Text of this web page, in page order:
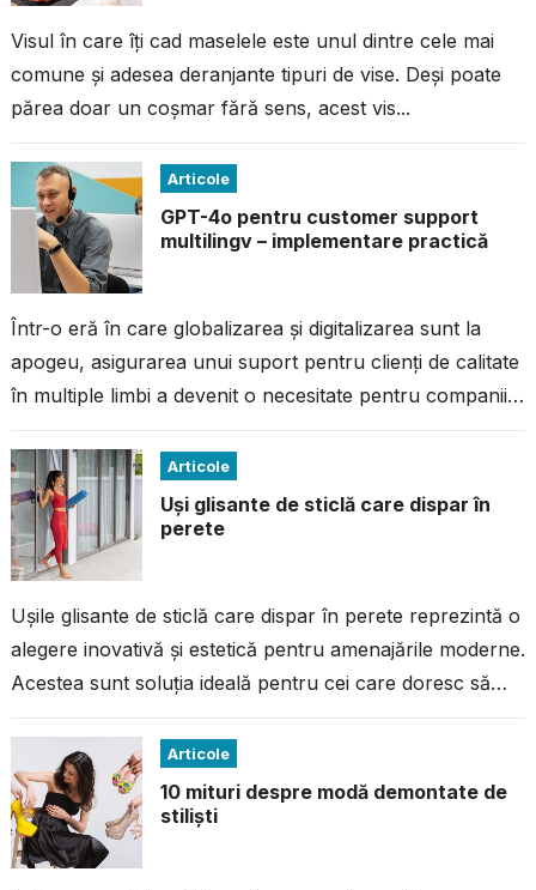
Visul în care îți cad maselele este unul dintre cele mai
comune și adesea deranjante tipuri de vise. Deși poate
părea doar un coșmar fără sens, acest vis...
Articole
GPT-4o pentru customer support
multilingv – implementare practică
Într-o eră în care globalizarea și digitalizarea sunt la
apogeu, asigurarea unui suport pentru clienți de calitate
în multiple limbi a devenit o necesitate pentru companiile
Articole
Uși glisante de sticlă care dispar în
perete
Ușile glisante de sticlă care dispar în perete reprezintă o
alegere inovativă și estetică pentru amenajările moderne.
Acestea sunt soluția ideală pentru cei care doresc să
Articole
10 mituri despre modă demontate de
stiliști